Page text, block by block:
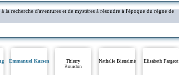
la recherche d'aventures et de mystères à résoudre à l'époque du règne de
Emmanuel Karsen
Thierry
Bourdon
Nathalie Bienaimé Elisabeth Fargeot